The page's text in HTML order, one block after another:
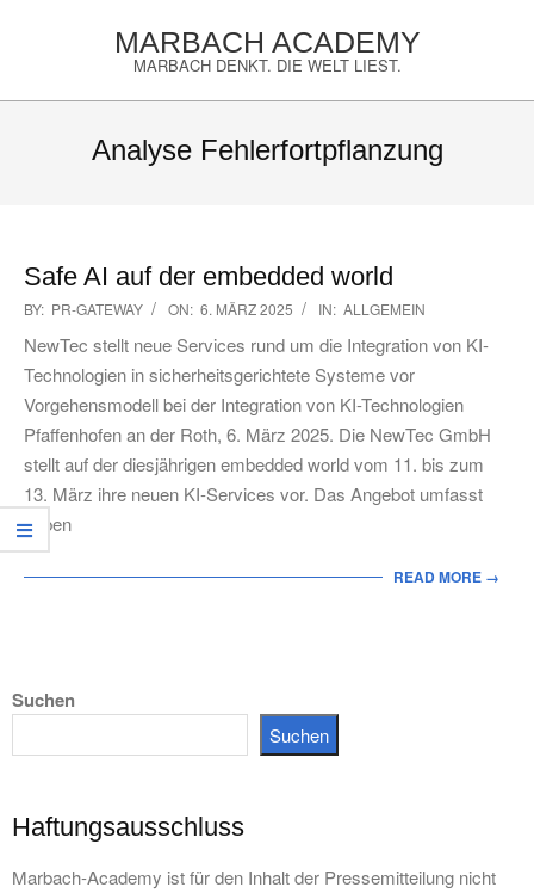
MARBACH ACADEMY
MARBACH DENKT. DIE WELT LIEST.
Analyse Fehlerfortpflanzung
Safe AI auf der embedded world
2025-
03-
06
BY: PR-GATEWAY ON: 6. MÄRZ 2025 IN: ALLGEMEIN
NewTec stellt neue Services rund um die Integration von KI-
Technologien in sicherheitsgerichtete Systeme vor
Vorgehensmodell bei der Integration von KI-Technologien
Pfaffenhofen an der Roth, 6. März 2025. Die NewTec GmbH
stellt auf der diesjährigen embedded world vom 11. bis zum
13. März ihre neuen KI-Services vor. Das Angebot umfasst
neben
READ MORE →
Suchen
Suchen
Haftungsausschluss
Marbach-Academy ist für den Inhalt der Pressemitteilung nicht